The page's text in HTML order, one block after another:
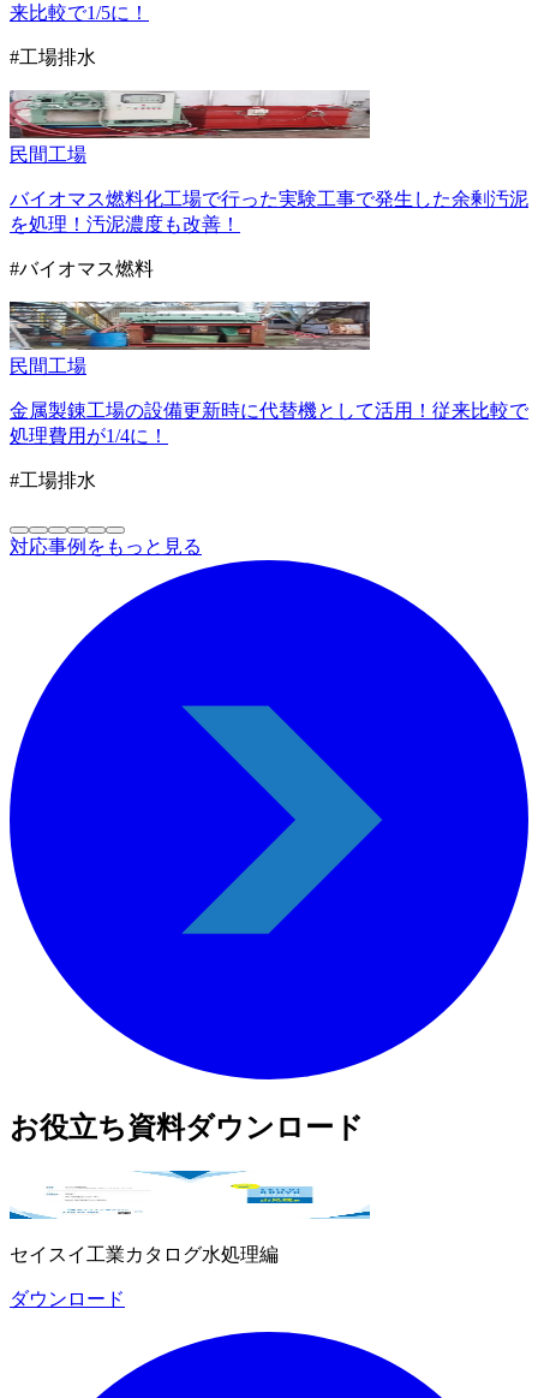
来比較で1/5に！
#工場排水
民間工場
バイオマス燃料化工場で行った実験工事で発生した余剰汚泥
を処理！汚泥濃度も改善！
#バイオマス燃料
民間工場
金属製錬工場の設備更新時に代替機として活用！従来比較で
処理費用が1/4に！
#工場排水
対応事例をもっと見る
お役立ち資料ダウンロード
セイスイ工業カタログ水処理編
ダウンロード